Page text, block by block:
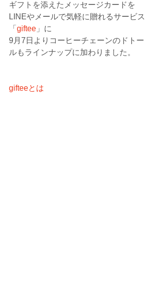
ギフトを添えたメッセージカードを
LINEやメールで気軽に贈れるサービス
「 giftee 」に
9月7日よりコーヒーチェーンのドトー
ルもラインナップに加わりました。
gifteeとは